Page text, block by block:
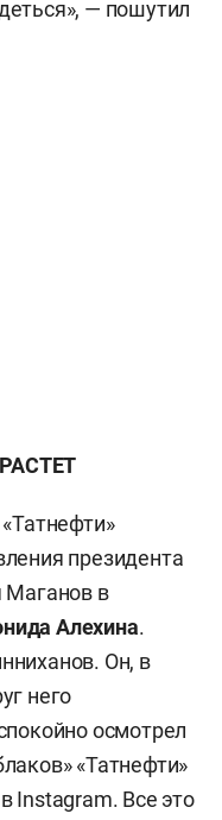
— пошутил
президента
Маганов в
Алехина.
Он, в
него
осмотрел
«Татнефти»
Instagram. Все это